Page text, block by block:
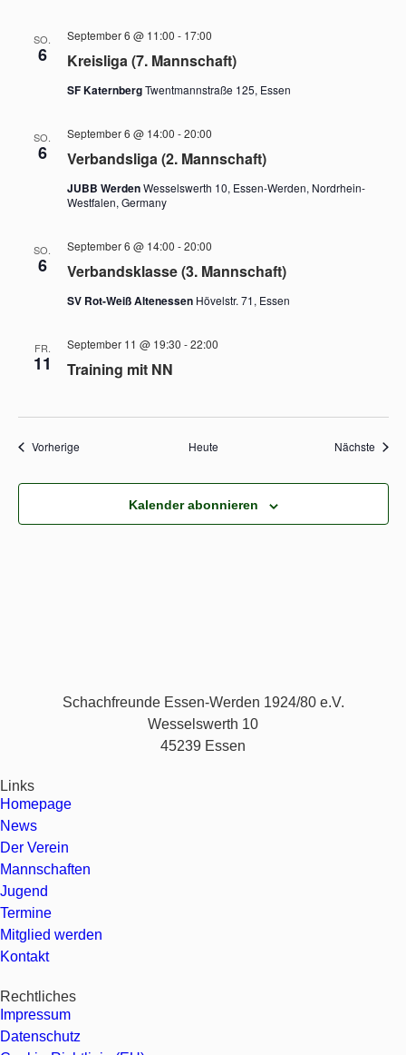
SO.
6 Kreisliga (7. Mannschaft)
September 6 @ 11:00 - 17:00
SF KaternbergTwentmannstraße 125, Essen
SO.
6 Verbandsliga (2. Mannschaft)
September 6 @ 14:00 -20:00
JUBB WerdenWesselswerth 10, Essen-Werden, Nordrhein-
Westfalen, Germany
SO.
6 Verbandsklasse (3. Mannschaft)
September 6 @ 14:00 -20:00
SV Rot-Weiß Altenessen Hövelstr. 71, Essen
FR.
11 Training mit NN
September 11 @ 19:30 -22:00
VorherigeVeranstaltungen Heute Nächste
Kalender abonnieren
Schachfreunde Essen-Werden 1924/80 e.V.
Wesselswerth 10
45239 Essen
Links
Homepage
News
Der Verein
Mannschaften
Jugend
Termine
Mitglied werden
Kontakt
Rechtliches
Impressum
Datenschutz